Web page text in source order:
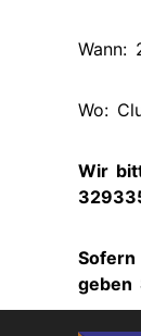
Wann:
Wo:
Wir
geben